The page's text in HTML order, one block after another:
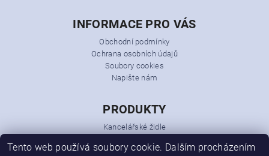
INFORMACE PRO VÁS
Obchodní podmínky
Ochrana osobních údajů
Soubory cookies
Napište nám
PRODUKTY
Kancelářské židle
Kancelářský nábytek
Tento web používá soubory cookie. Dalším procházením